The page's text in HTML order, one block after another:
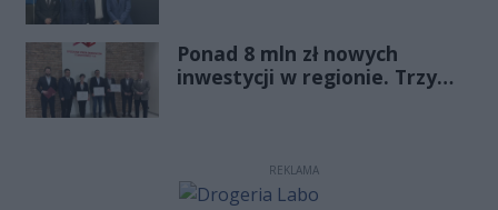
zmienia zasady gry
Ponad 8 mln zł nowych
inwestycji w regionie. Trzy
REKLAMA